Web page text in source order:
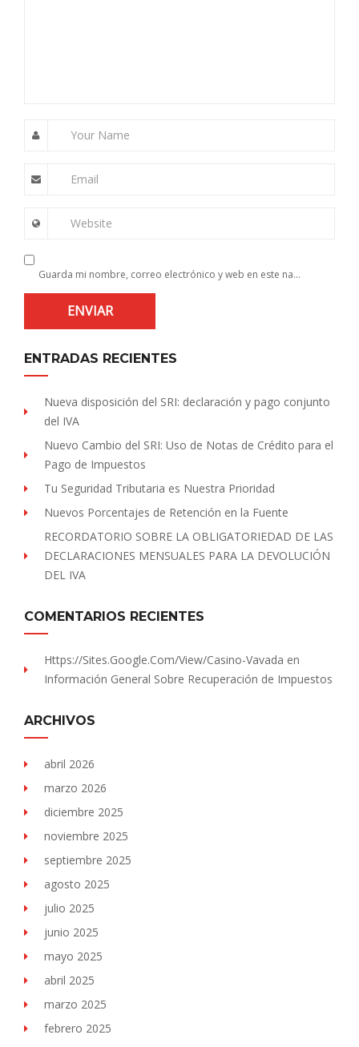
Your Name
Email
Website
Guarda mi nombre, correo electrónico y web en este navegador para la próxima vez que comente.
ENTRADAS RECIENTES
Nueva disposición del SRI: declaración y pago conjunto
del IVA
Nuevo Cambio del SRI: Uso de Notas de Crédito para el
Pago de Impuestos
Tu Seguridad Tributaria es Nuestra Prioridad
Nuevos Porcentajes de Retención en la Fuente
RECORDATORIO SOBRE LA OBLIGATORIEDAD DE LAS
DECLARACIONES MENSUALES PARA LA DEVOLUCIÓN
DEL IVA
COMENTARIOS RECIENTES
Https://sites.Google.com/view/Casino-Vavada en
Información General Sobre Recuperación de Impuestos
ARCHIVOS
abril 2026
marzo 2026
diciembre 2025
noviembre 2025
septiembre 2025
agosto 2025
julio 2025
junio 2025
mayo 2025
abril 2025
marzo 2025
febrero 2025